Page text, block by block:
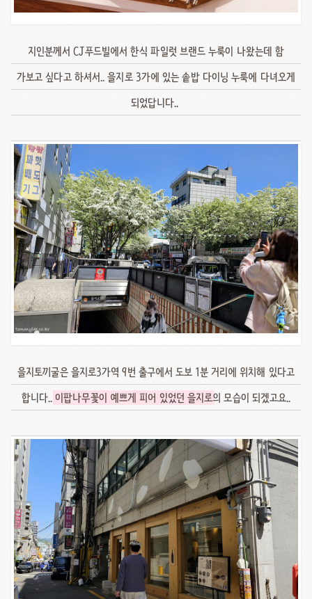
지인분께서 CJ푸드빌에서 한식 파일럿 브랜드 누룩이 나왔는데 함
가보고 싶다고 하셔서.. 을지로 3가에 있는 솥밥 다이닝 누룩에 다녀오게
되었답니다..
을지토끼굴은 을지로3가역 9번 출구에서 도보 1분 거리에 위치해 있다고
합니다..이팝나무꽃이 예쁘게 피어 있었던 을지로의 모습이 되겠고요..